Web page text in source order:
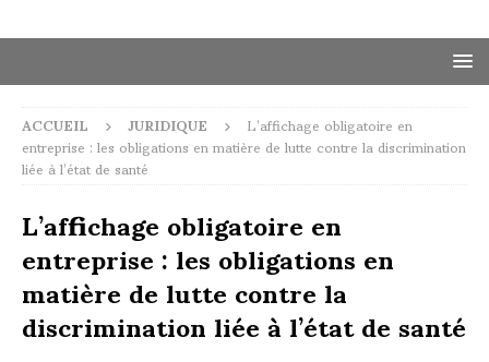
ACCUEIL JURIDIQUE L’affichage obligatoire en
entreprise : les obligations en matière de lutte contre la discrimination
liée à l’état de santé
L’affichage obligatoire en
entreprise : les obligations en
matière de lutte contre la
discrimination liée à l’état de santé